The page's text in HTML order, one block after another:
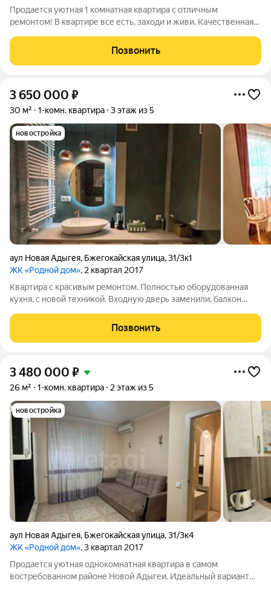
Продается уютная 1 комнатная квартира с отличным
ремонтом! В квартире все есть, заходи и живи. Качественная
телевизор LG (почти новые), Микроволновая печь Samsung.
Почти новые индукционная
Позвонить
3 650 000 ₽
30 м² 1-комн. квартира 3 этаж из 5
новостройка
аул Новая Адыгея, Бжегокайская улица,31/3к1
ЖК «Родной дом», 2 квартал 2017
Квартира с красивым ремонтом. Полностью оборудованная
кухня, с новой техникой. Входную дверь заменили, балкон
обременений. Звоните и договоримся о встрече
Позвонить
3 480 000 ₽
26 м² 1-комн. квартира 2 этаж из 5
новостройка
аул Новая Адыгея, Бжегокайская улица,31/3к4
ЖК «Родной дом», 3 квартал 2017
Продается уютная однокомнатная квартира в самом
востребованном районе Новой Адыгеи. Идеальный вариант